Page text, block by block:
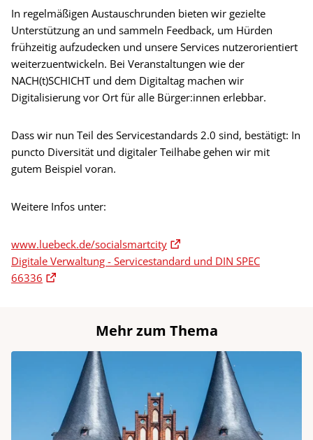
In regelmäßigen Austauschrunden bieten wir gezielte
Unterstützung an und sammeln Feedback, um Hürden
frühzeitig aufzudecken und unsere Services nutzerorientiert
weiterzuentwickeln. Bei Veranstaltungen wie der
NACH(t)SCHICHT und dem Digitaltag machen wir
Digitalisierung vor Ort für alle Bürger:innen erlebbar.
Dass wir nun Teil des Servicestandards 2.0 sind, bestätigt: In
puncto Diversität und digitaler Teilhabe gehen wir mit
gutem Beispiel voran.
Weitere Infos unter:
www.luebeck.de/socialsmartcity
Digitale Verwaltung - Servicestandard und DIN SPEC
66336
Mehr zum Thema